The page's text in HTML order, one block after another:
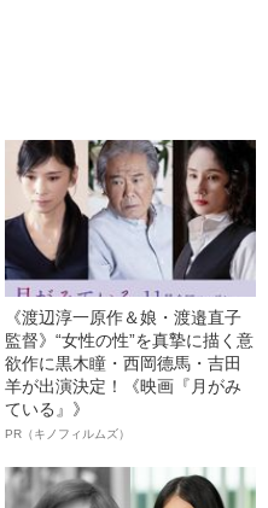
《渡辺淳一原作＆娘・渡邉直子
監督》“女性の性”を真摯に描く意
欲作に黒木瞳・西岡德馬・吉田
羊が出演決定！《映画『月がみ
ている』》
PR（キノフィルムズ）